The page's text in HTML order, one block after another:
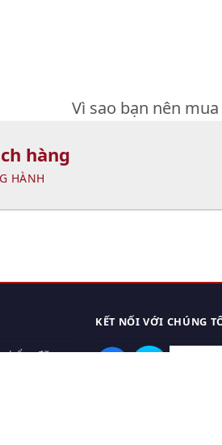
Vì sao bạn nên
hàng
HÀNH
đã
KẾT NỐI VỚI CHÚNG